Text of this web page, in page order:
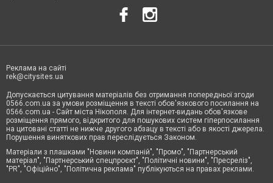
Реклама на сайті
rek@citysites.ua
Допускається цитування матеріалів без отримання попередньої згоди
0566.com.ua за умови розміщення в тексті обов'язкового посилання на
0566.com.ua - Сайт міста Нікополя. Для інтернет-видань обов'язкове
розміщення прямого, відкритого для пошукових систем гіперпосилання
на цитовані статті не нижче другого абзацу в тексті або в якості джерела.
Порушення виняткових прав переслідується Законом.
Матеріали з плашками "Новини компаній", "Промо", "Партнерський
матеріал", "Партнерський спецпроєкт", "Політичні новини", "Пресреліз",
"PR", "Офіційно", "Політична реклама" публікуються на правах реклами.